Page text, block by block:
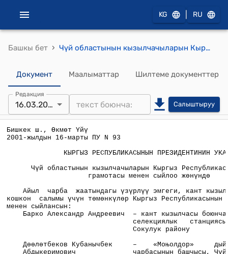
KG RU
Башкы бет › Чүй областынын кызылчачыларын Кыргыз Республикасынын Ардак грамотасы менен сыйлоо жөнүндө
Документ Маалыматтар Шилтеме документтер
Редакция
16.03.2001 Салыштыруу